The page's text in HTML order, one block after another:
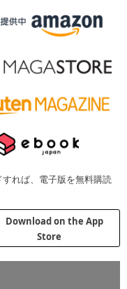
れば、電子版を無料購読